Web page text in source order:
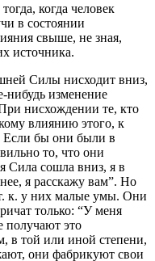
когда человек
в состоянии
свыше, не зная,
источника.
Силы нисходит вниз,
нибудь изменение
нисхождении те, кто
влиянию этого, к
Если бы они были в
то, что они
Сила сошла вниз, я в
я расскажу вам”. Но
к. у них малые умы. Они
только: “У меня
получают это
в той или иной степени,
они фабрикуют свои